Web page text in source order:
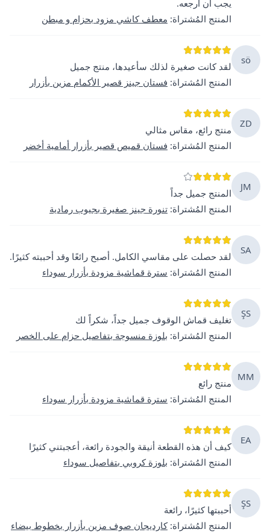
يجب أن أرجعه.
المنتج المُشتراة: معطف كاشي مزود بحزام و مبطن
sö
لقد كانت صغيرة لذلك سأعيدها، منتج جميل
المنتج المُشتراة: فستان جينز قصير الأكمام مزين بأزرار
ZD
منتج رائع، مقاس مثالي
المنتج المُشتراة: فستان قميص قصير بأزرار أمامية أخضر
JM
المنتج جميل جداً
المنتج المُشتراة: تنورة جينز صغيرة بجيوب رمادية
SA
لقد حصلت على مقاسي الكامل. أصبح رائعًا وقد أحببته كثيرًا.
المنتج المُشتراة: سترة قماشية مزودة بأزرار سوداء
ŞS
تغليف قماش الوقوف جميل جداً، شكراً لك
المنتج المُشتراة: بلوزة منسوجة بتفاصيل حزام على الخصر
MM
منتج رائع
المنتج المُشتراة: سترة قماشية مزودة بأزرار سوداء
EA
كيف أن هذه القطعة أنيقة والجودة رائعة، أعجبتني كثيرًا
المنتج المُشتراة: بلوزة كروبي بتفاصيل سوداء
ŞS
أحببتها كثيرًا، رائعة
المنتج المُشتراة: كارديجان صوف مزين بأزرار بخطوط بيضاء